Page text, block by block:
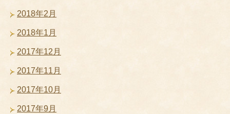
2018年2月
2018年1月
2017年12月
2017年11月
2017年10月
2017年9月